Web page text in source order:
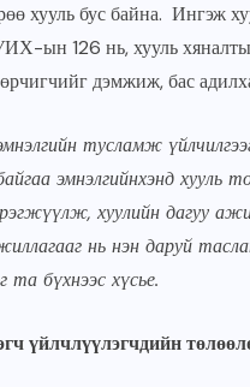
хууль бус байна. Ингэж
ын 126 нь, хууль
дэмжиж, бас
тусламж
эмнэлгийнхэнд
хуулийн дагуу
нь нэн даруй
та бүхнээс хүсье.
үйлчлүүлэгчдийн